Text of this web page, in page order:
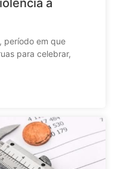
período em que
para celebrar,